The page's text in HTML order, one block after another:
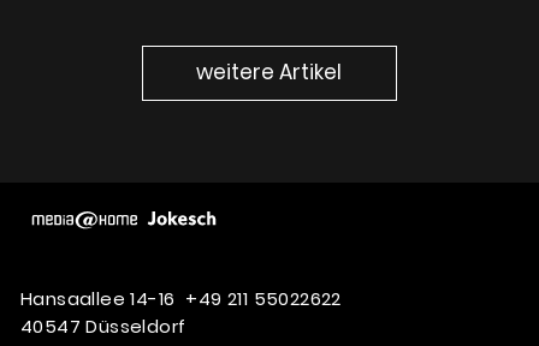
weitere Artikel
Hansaallee 14-16
40547 Düsseldorf
+49 211 55022622